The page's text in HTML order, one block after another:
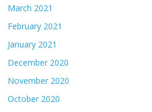
March 2021
February 2021
January 2021
December 2020
November 2020
October 2020